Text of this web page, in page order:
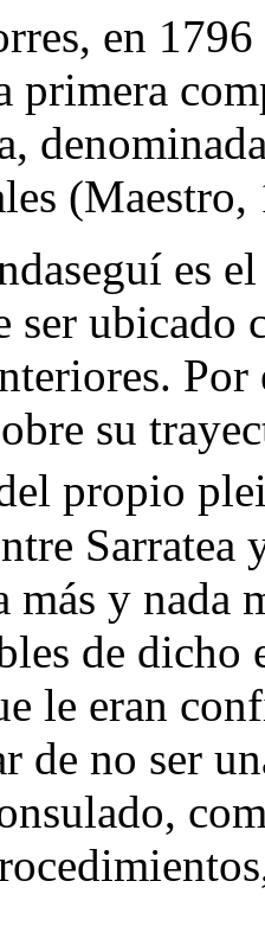
en
primera
es
ser ubicado
su
propio
Sarratea
más y nada
de
le eran
de no ser